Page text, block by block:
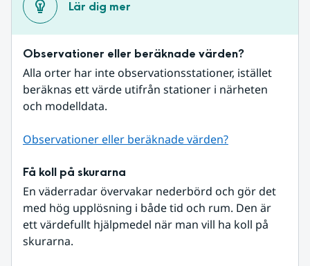
Lär dig mer
Observationer eller beräknade värden?
Alla orter har inte observationsstationer, istället
beräknas ett värde utifrån stationer i närheten
och modelldata.
Observationer eller beräknade värden?
Få koll på skurarna
En väderradar övervakar nederbörd och gör det
med hög upplösning i både tid och rum. Den är
ett värdefullt hjälpmedel när man vill ha koll på
skurarna.